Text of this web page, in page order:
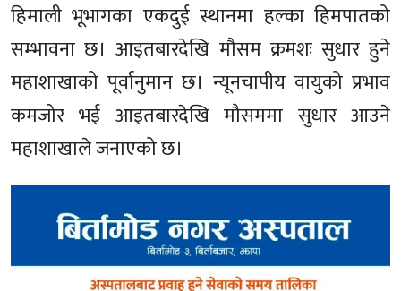
हिमाली भूभागका एकदुई स्थानमा हल्का हिमपातको
सम्भावना छ। आइतबारदेखि मौसम क्रमशः सुधार हुने
महाशाखाको पूर्वानुमान छ। न्यूनचापीय वायुको प्रभाव
कमजोर भई आइतबारदेखि मौसममा सुधार आउने
महाशाखाले जनाएको छ।